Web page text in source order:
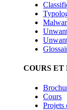
COURS ET
Cours
Projets